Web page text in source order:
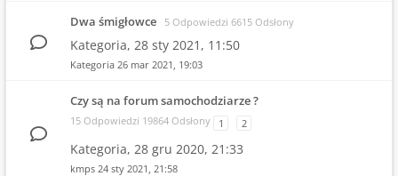
Dwa śmigłowce 5 Odpowiedzi 6615 Odsłony
Kategoria, 28 sty 2021, 11:50
Kategoria 26 mar 2021, 19:03
Czy są na forum samochodziarze ?
15 Odpowiedzi 19864 Odsłony 1 2
Kategoria, 28 gru 2020, 21:33
kmps 24 sty 2021, 21:58